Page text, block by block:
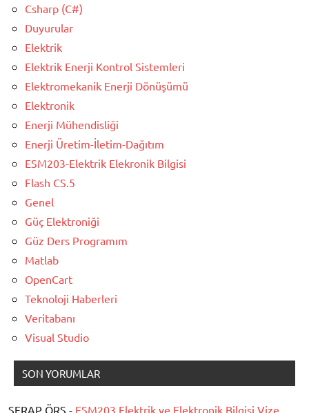
Csharp (C#)
Duyurular
Elektrik
Elektrik Enerji Kontrol Sistemleri
Elektromekanik Enerji Dönüşümü
Elektronik
Enerji Mühendisliği
Enerji Üretim-İletim-Dağıtım
ESM203-Elektrik Elekronik Bilgisi
Flash CS.5
Genel
Güç Elektroniği
Güz Ders Programım
Matlab
OpenCart
Teknoloji Haberleri
Veritabanı
Visual Studio
SON YORUMLAR
SERAP ÖRS - ESM203 Elektrik ve Elektronik Bilgisi Vize